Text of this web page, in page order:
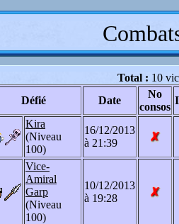
Total : 10
Défié Date
No
consos
Kira
(Niveau
100)
16/12/2013
à 21:39
Vice-
Amiral
Garp
(Niveau
100)
10/12/2013
à 19:28